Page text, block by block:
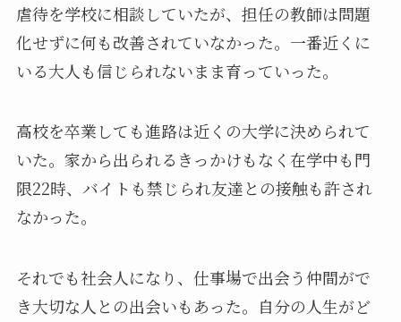
虐待を学校に相談していたが、担任の教師は問題
化せずに何も改善されていなかった。一番近くに
いる大人も信じられないまま育っていった。
高校を卒業しても進路は近くの大学に決められて
いた。家から出られるきっかけもなく在学中も門
限22時、バイトも禁じられ友達との接触も許され
なかった。
それでも社会人になり、仕事場で出会う仲間がで
き大切な人との出会いもあった。自分の人生がど